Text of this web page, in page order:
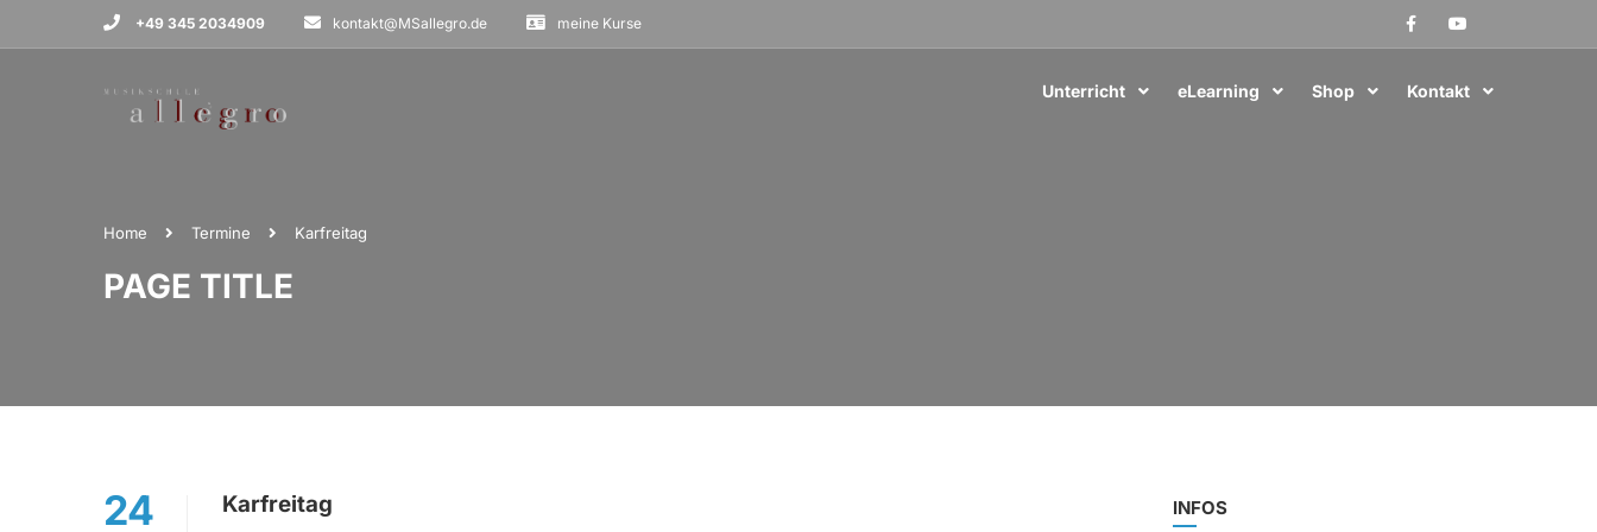
+49 345 2034909 kontakt@MSallegro.de meine Kurse
Unterricht eLearning Shop Kontakt
Home Termine Karfreitag
PAGE TITLE
24 Karfreitag INFOS